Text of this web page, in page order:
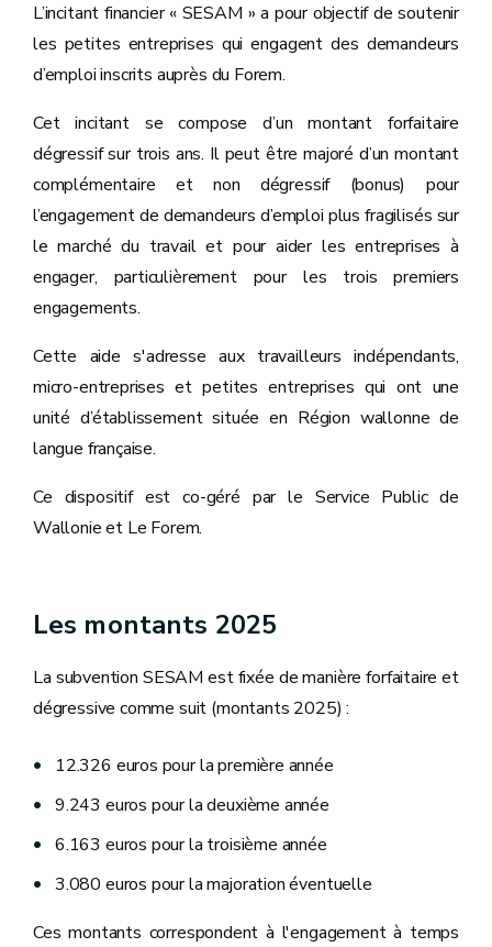
L’incitant financier « SESAM » a pour objectif de soutenir
les petites entreprises qui engagent des demandeurs
d’emploi inscrits auprès du Forem.
Cet incitant se compose d’un montant forfaitaire
dégressif sur trois ans. Il peut être majoré d’un montant
complémentaire et non dégressif (bonus) pour
l’engagement de demandeurs d’emploi plus fragilisés sur
le marché du travail et pour aider les entreprises à
engager, particulièrement pour les trois premiers
engagements.
Cette aide s'adresse aux travailleurs indépendants,
micro-entreprises et petites entreprises qui ont une
unité d’établissement située en Région wallonne de
langue française.
Ce dispositif est co-géré par le Service Public de
Wallonie et Le Forem.
Les montants 2025
La subvention SESAM est fixée de manière forfaitaire et
dégressive comme suit (montants 2025) :
12.326 euros pour la première année
9.243 euros pour la deuxième année
6.163 euros pour la troisième année
3.080 euros pour la majoration éventuelle
Ces montants correspondent à l'engagement à temps